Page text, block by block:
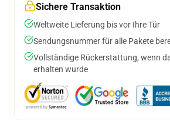
Sichere Transaktion
Weltweite Lieferung bis vor Ihre Tür
Sendungsnummer für alle Pakete
Vollständige Rückerstattung, wenn
erhalten wurde